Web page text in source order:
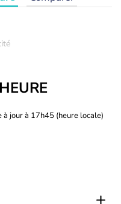
à jour à 17h45 (heure locale)